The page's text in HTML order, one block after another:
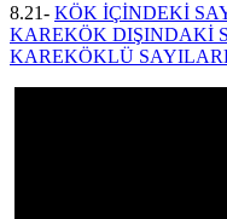
8.21- KÖK İÇİNDEKİ
KAREKÖK DIŞINDAKİ
KAREKÖKLÜ